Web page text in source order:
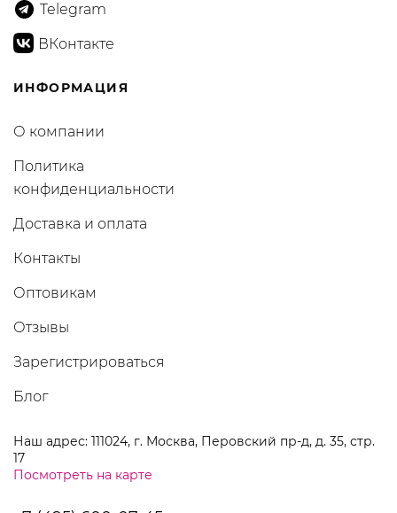
Telegram
ВКонтакте
ИНФОРМАЦИЯ
О компании
Политика
конфиденциальности
Доставка и оплата
Контакты
Оптовикам
Отзывы
Зарегистрироваться
Блог
Наш адрес: 111024, г. Москва, Перовский пр-д, д. 35, стр.
17
Посмотреть на карте